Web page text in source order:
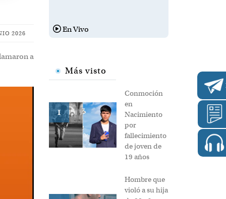
2026
a
En Vivo
Más visto
1
Conmoción
en
Nacimiento
por
fallecimiento
de joven de
19 años
Hombre que
violó a su hija